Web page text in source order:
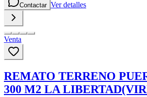
Contactar Ver detalles
Venta
REMATO TERRENO
300 M2 LA